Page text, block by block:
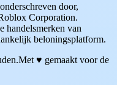
door,
Corporation.
van
beloningsplatform.
Met ♥ gemaakt voor de